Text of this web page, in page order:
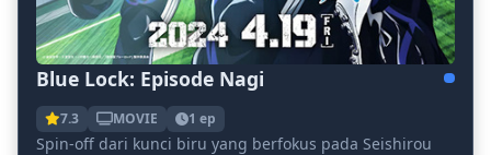
Blue Lock: Episode Nagi
7.3 MOVIE 1 ep
Spin-off dari kunci biru yang berfokus pada Seishirou